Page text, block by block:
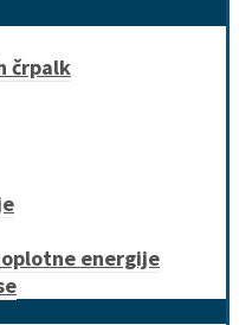
črpalk
energije